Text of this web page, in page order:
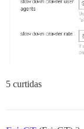
5 curtidas